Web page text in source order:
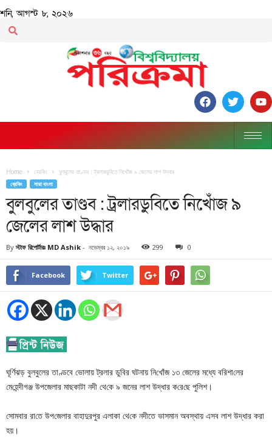
শনি, আগস্ট ৮, ২০২৬
Home ব্রেকিং বুলবুলের তাণ্ডব : ট্রলারডুবিতে নিখোঁজ ৯ জেলের লাশ উদ্ধার
ব্রেকিং সারা বাংলা
বুলবুলের তাণ্ডব : ট্রলারডুবিতে নিখোঁজ ৯
জেলের লাশ উদ্ধার
By স্টাফ রিপোর্টারঃ MD Ashik - নভেম্বর ১২, ২০১৯ 299 0
Facebook Twitter
ঘূর্ণিঝড় বুলবুলের তাণ্ডবে ভোলায় ট্রলার ডু‌বির ঘটনায় নি‌খোঁজ ১৩ জেলের মধ্যে বরিশা‌লের
মে‌হে‌ন্দীগ‌ঞ্জ উপজেলার মাছকাটা নদী থে‌কে ৯ জনের লাশ উদ্ধার ক‌রে‌ছে পু‌লিশ।
সোমবার রা‌তে উপ‌জেলার বাহাদুরপুর এলাকা থে‌কে নদীতে ভাসমান অবস্থায় এসব লাশ উদ্ধার করা
হয়।